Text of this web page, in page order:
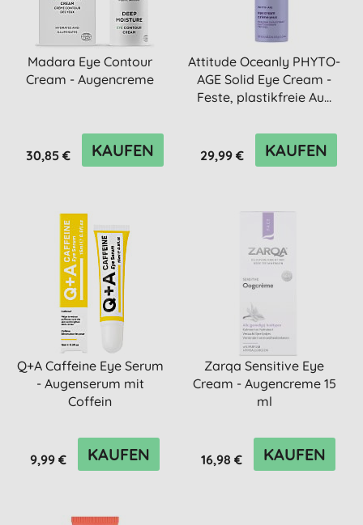
Madara Eye Contour
Cream - Augencreme
30,85 € KAUFEN
Attitude Oceanly PHYTO-
AGE Solid Eye Cream -
Feste, plastikfreie Au...
29,99 € KAUFEN
Q+A Caffeine Eye Serum
- Augenserum mit
Coffein
9,99 € KAUFEN
Zarqa Sensitive Eye
Cream - Augencreme 15
ml
16,98 € KAUFEN